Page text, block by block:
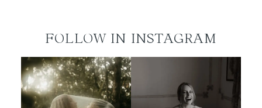
FOLLOW IN INSTAGRAM